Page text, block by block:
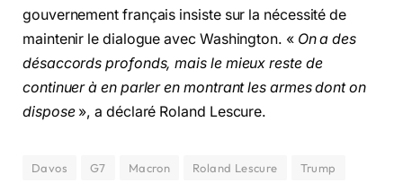
gouvernement français insiste sur la nécessité de
maintenir le dialogue avec Washington. « On a des
désaccords profonds, mais le mieux reste de
continuer à en parler en montrant les armes dont on
dispose», a déclaré Roland Lescure.
Davos G7 Macron Roland Lescure Trump